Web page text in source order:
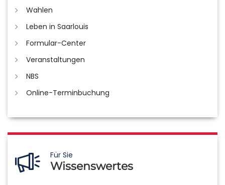
Wahlen
Leben in Saarlouis
Formular-Center
Veranstaltungen
NBS
Online-Terminbuchung
Für Sie
Wissenswertes